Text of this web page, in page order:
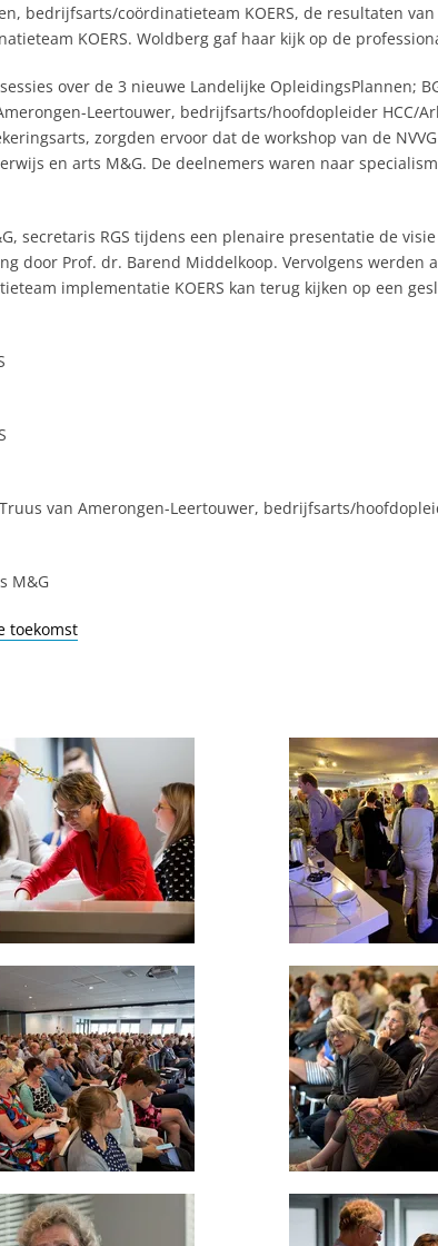
bedrijfsarts/coördinatieteam KOERS, de resultaten
KOERS. Woldberg gaf haar kijk op de
over de 3 nieuwe Landelijke OpleidingsPlannen;
Leertouwer, bedrijfsarts/hoofdopleider HCC/
zorgden ervoor dat de workshop van de
en arts M&G. De deelnemers waren naar
secretaris RGS tijdens een plenaire presentatie de
door Prof. dr. Barend Middelkoop. Vervolgens
implementatie KOERS kan terug kijken op een
van Amerongen-Leertouwer, bedrijfsarts/
M&G
toekomst